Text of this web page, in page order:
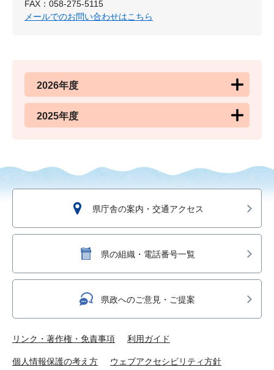
FAX：058-275-5115
メールでのお問い合わせはこちら
2026年度
2025年度
県庁舎の案内・交通アクセス
県の組織・電話番号一覧
県政へのご意見・ご提案
リンク・著作権・免責事項 利用ガイド
個人情報保護の考え方 ウェブアクセシビリティ方針